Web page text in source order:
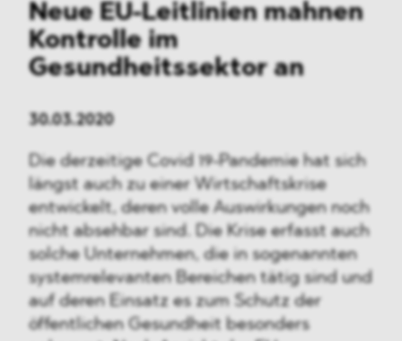
Neue EU-Leitlinien mahnen
Kontrolle im
Gesundheitssektor an
30.03.2020
Die derzeitige Covid 19-Pandemie hat sich
längst auch zu einer Wirtschaftskrise
entwickelt, deren volle Auswirkungen noch
nicht absehbar sind. Die Krise erfasst auch
solche Unternehmen, die in sogenannten
systemrelevanten Bereichen tätig sind und
auf deren Einsatz es zum Schutz der
öffentlichen Gesundheit besonders